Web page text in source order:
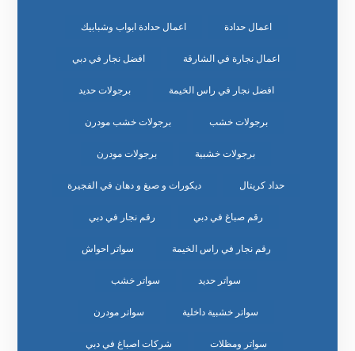
اعمال حدادة اعمال حدادة ابواب وشبابيك
اعمال نجارة في الشارقة افضل نجار في دبي
افضل نجار في راس الخيمة برجولات حديد
برجولات خشب برجولات خشب مودرن
برجولات خشبية برجولات مودرن
حداد كريتال ديكورات و صبغ و دهان في الفجيرة
رقم صباغ في دبي رقم نجار في دبي
رقم نجار في راس الخيمة سواتر احواش
سواتر حديد سواتر خشب
سواتر خشبية داخلية سواتر مودرن
سواتر ومظلات شركات اصباغ في دبي